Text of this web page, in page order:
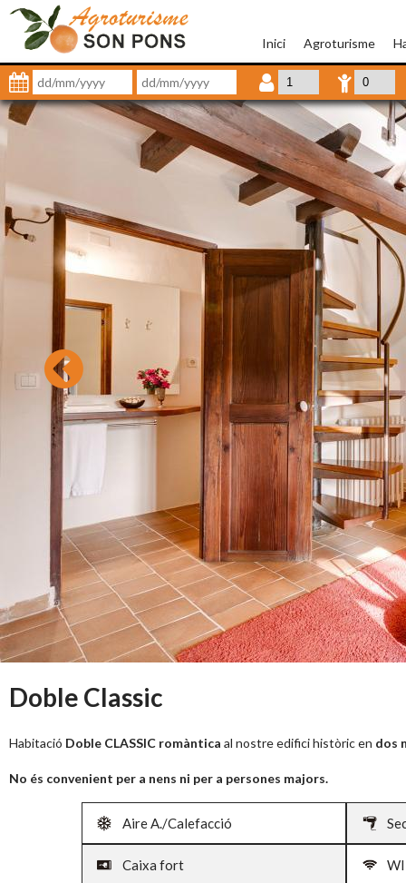
Inici Agroturisme
Doble Classic
Habitació Doble CLASSIC romàntica al nostre edifici històric en dos
No és convenient per a nens ni per a persones majors.
Aire A./Calefacció
Caixa fort